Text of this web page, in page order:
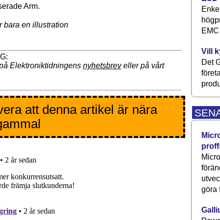
Arm.
bara en illustration
Elektroniktidningens nyhetsbreveller på vårt
att denna artikel är nära
Vill
Det
göra